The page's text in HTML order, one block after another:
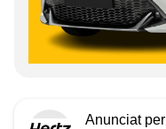
Anunciat per